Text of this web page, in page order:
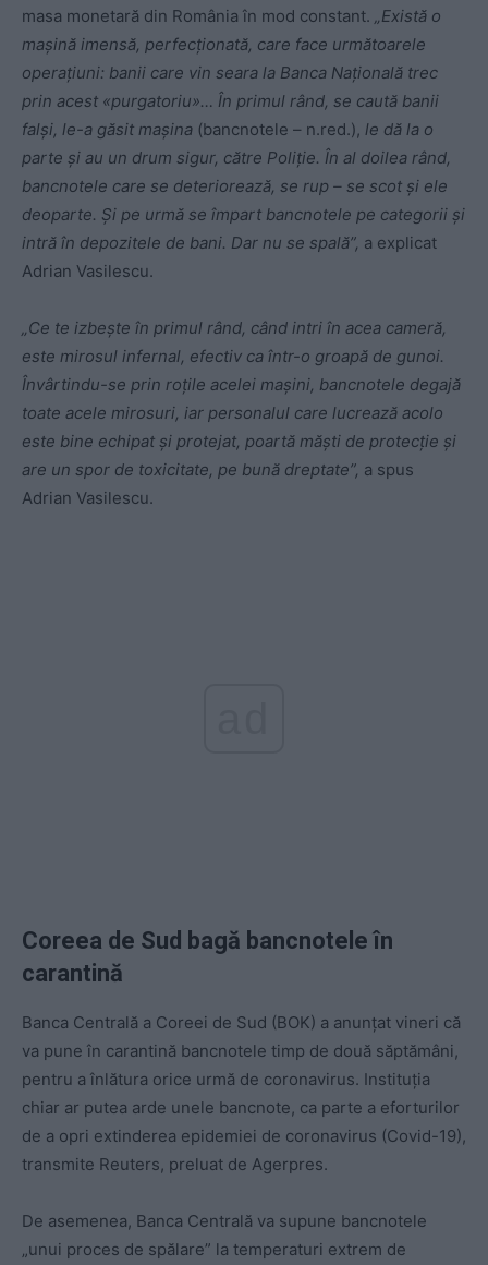
masa monetară din România în mod constant. „Există o
mașină imensă, perfecționată, care face următoarele
operațiuni: banii care vin seara la Banca Națională trec
prin acest «purgatoriu»… În primul rând, se caută banii
falși, le-a găsit mașina (bancnotele – n.red.), le dă la o
parte și au un drum sigur, către Poliție. În al doilea rând,
bancnotele care se deteriorează, se rup – se scot și ele
deoparte. Și pe urmă se împart bancnotele pe categorii și
intră în depozitele de bani. Dar nu se spală”, a explicat
Adrian Vasilescu.
„Ce te izbește în primul rând, când intri în acea cameră,
este mirosul infernal, efectiv ca într-o groapă de gunoi.
Învârtindu-se prin roțile acelei mașini, bancnotele degajă
toate acele mirosuri, iar personalul care lucrează acolo
este bine echipat și protejat, poartă măști de protecție și
are un spor de toxicitate, pe bună dreptate”, a spus
Adrian Vasilescu.
Coreea de Sud bagă bancnotele în
carantină
Banca Centrală a Coreei de Sud (BOK) a anunţat vineri că
va pune în carantină bancnotele timp de două săptămâni,
pentru a înlătura orice urmă de coronavirus. Instituția
chiar ar putea arde unele bancnote, ca parte a eforturilor
de a opri extinderea epidemiei de coronavirus (Covid-19),
transmite Reuters, preluat de Agerpres.
De asemenea, Banca Centrală va supune bancnotele
„unui proces de spălare” la temperaturi extrem de